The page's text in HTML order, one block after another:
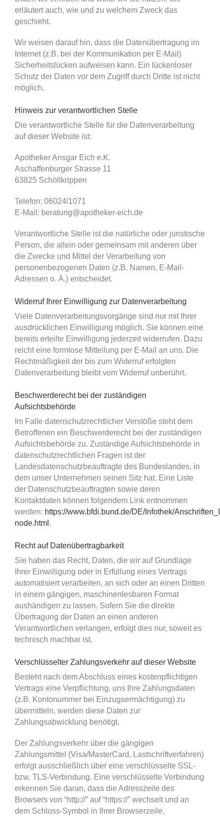
erläutert auch, wie und zu welchem Zweck das
geschieht.
Wir weisen darauf hin, dass die Datenübertragung im
Internet (z.B. bei der Kommunikation per E-Mail)
Sicherheitslücken aufweisen kann. Ein lückenloser
Schutz der Daten vor dem Zugriff durch Dritte ist nicht
möglich.
Hinweis zur verantwortlichen Stelle
Die verantwortliche Stelle für die Datenverarbeitung
auf dieser Website ist:
Apotheker Ansgar Eich e.K.
Aschaffenburger Strasse 11
63825 Schöllkrippen
Telefon: 06024/1071
E-Mail: beratung@apotheker-eich.de
Verantwortliche Stelle ist die natürliche oder juristische
Person, die allein oder gemeinsam mit anderen über
die Zwecke und Mittel der Verarbeitung von
personenbezogenen Daten (z.B. Namen, E-Mail-
Adressen o. Ä.) entscheidet.
Widerruf Ihrer Einwilligung zur Datenverarbeitung
Viele Datenverarbeitungsvorgänge sind nur mit Ihrer
ausdrücklichen Einwilligung möglich. Sie können eine
bereits erteilte Einwilligung jederzeit widerrufen. Dazu
reicht eine formlose Mitteilung per E-Mail an uns. Die
Rechtmäßigkeit der bis zum Widerruf erfolgten
Datenverarbeitung bleibt vom Widerruf unberührt.
Beschwerderecht bei der zuständigen
Aufsichtsbehörde
Im Falle datenschutzrechtlicher Verstöße steht dem
Betroffenen ein Beschwerderecht bei der zuständigen
Aufsichtsbehörde zu. Zuständige Aufsichtsbehörde in
datenschutzrechtlichen Fragen ist der
Landesdatenschutzbeauftragte des Bundeslandes, in
dem unser Unternehmen seinen Sitz hat. Eine Liste
der Datenschutzbeauftragten sowie deren
Kontaktdaten können folgendem Link entnommen
werden: https://www.bfdi.bund.de/DE/Infothek/
node.html .
Recht auf Datenübertragbarkeit
Sie haben das Recht, Daten, die wir auf Grundlage
Ihrer Einwilligung oder in Erfüllung eines Vertrags
automatisiert verarbeiten, an sich oder an einen Dritten
in einem gängigen, maschinenlesbaren Format
aushändigen zu lassen. Sofern Sie die direkte
Übertragung der Daten an einen anderen
Verantwortlichen verlangen, erfolgt dies nur, soweit es
technisch machbar ist.
Verschlüsselter Zahlungsverkehr auf dieser Website
Besteht nach dem Abschluss eines kostenpflichtigen
Vertrags eine Verpflichtung, uns Ihre Zahlungsdaten
(z.B. Kontonummer bei Einzugsermächtigung) zu
übermitteln, werden diese Daten zur
Zahlungsabwicklung benötigt.
Der Zahlungsverkehr über die gängigen
Zahlungsmittel (Visa/MasterCard, Lastschriftverfahren)
erfolgt ausschließlich über eine verschlüsselte SSL-
bzw. TLS-Verbindung. Eine verschlüsselte Verbindung
erkennen Sie daran, dass die Adresszeile des
Browsers von “http://” auf “https://” wechselt und an
dem Schloss-Symbol in Ihrer Browserzeile.